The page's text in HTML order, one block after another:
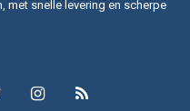
met snelle levering en scherpe